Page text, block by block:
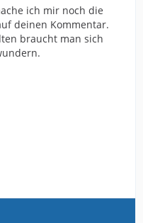
ich mir noch die
deinen Kommentar.
braucht man sich